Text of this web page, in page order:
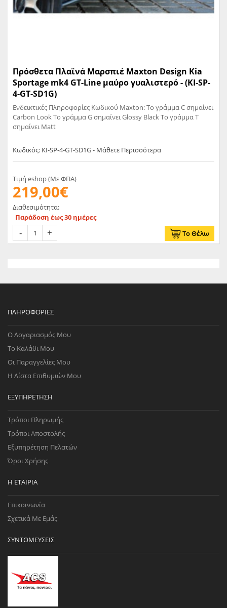
Πρόσθετα Πλαϊνά Μαρσπιέ Maxton Design Kia
Sportage mk4 GT-Line μαύρο γυαλιστερό - (KI-SP-
4-GT-SD1G)
Ενδεικτικές Πληροφορίες Κωδικού Maxton: Το γράμμα C σημαίνει
Carbon Look Το γράμμα G σημαίνει Glossy Black Το γράμμα T
σημαίνει Matt
Κωδικός: KI-SP-4-GT-SD1G - Μάθετε Περισσότερα
Τιμή eshop (Με ΦΠΑ)
219,00€
Διαθεσιμότητα:
Παράδοση έως 30 ημέρες
Το Θέλω
ΠΛΗΡΟΦΟΡΊΕΣ
Ο Λογαριασμός Μου
Το Καλάθι Μου
Οι Παραγγελίες Μου
Η Λίστα Επιθυμιών Μου
ΕΞΥΠΗΡΈΤΗΣΗ
Τρόποι Πληρωμής
Τρόποι Αποστολής
Εξυπηρέτηση Πελατών
Όροι Χρήσης
Η ΕΤΑΙΡΊΑ
Επικοινωνία
Σχετικά Με Εμάς
ΣΥΝΤΟΜΕΎΣΕΙΣ